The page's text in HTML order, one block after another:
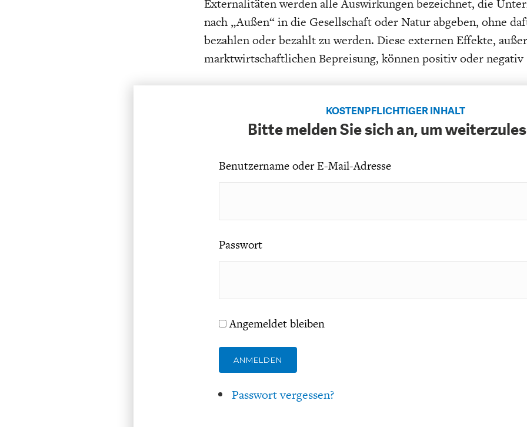
Externalitäten werden alle Auswirkungen bezeichnet, die
nach „Außen“ in die Gesellschaft oder Natur abgeben, ohne
bezahlen oder bezahlt zu werden. Diese externen Effekte,
marktwirtschaftlichen Bepreisung, können positiv oder negativ
KOSTENPFLICHTIGER INHALT
Bitte melden Sie sich an, um
Benutzername oder E-Mail-Adresse
Passwort
Angemeldet bleiben
ANMELDEN
Passwort vergessen?